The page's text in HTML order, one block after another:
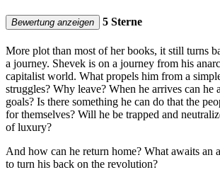
Bewertung anzeigen 5 Sterne
More plot than most of her books, it still turns
a journey. Shevek is on a journey from his
capitalist world. What propels him from a
struggles? Why leave? When he arrives can he
goals? Is there something he can do that the
for themselves? Will he be trapped and
of luxury?
And how can he return home? What awaits an
to turn his back on the revolution?